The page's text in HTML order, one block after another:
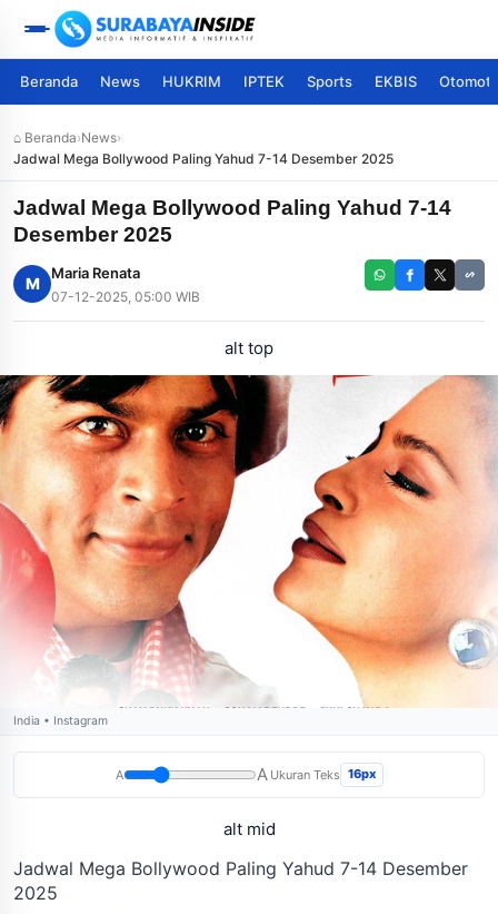
Beranda News HUKRIM IPTEK Sports EKBIS
⌂ Beranda›News›
Jadwal Mega Bollywood Paling Yahud 7-14 Desember 2025
Jadwal Mega Bollywood Paling Yahud 7-14
Desember 2025
M
Maria Renata
07-12-2025, 05:00 WIB
alt top
India • Instagram
A A Ukuran Teks 16px
alt mid
Jadwal Mega Bollywood Paling Yahud 7-14 Desember
2025